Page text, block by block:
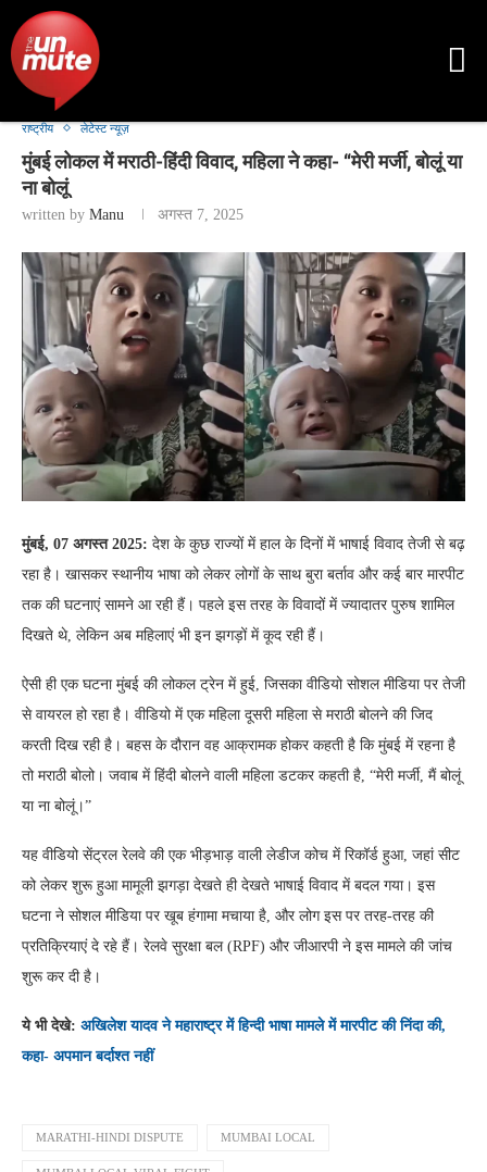
राष्ट्रीय लेटेस्ट न्यूज़
मुंबई लोकल में मराठी-हिंदी विवाद, महिला ने कहा- “मेरी मर्जी, बोलूं या
ना बोलूं
written by Manu अगस्त 7, 2025
मुंबई, 07 अगस्त 2025: देश के कुछ राज्यों में हाल के दिनों में भाषाई विवाद तेजी से बढ़
रहा है। खासकर स्थानीय भाषा को लेकर लोगों के साथ बुरा बर्ताव और कई बार मारपीट
तक की घटनाएं सामने आ रही हैं। पहले इस तरह के विवादों में ज्यादातर पुरुष शामिल
दिखते थे, लेकिन अब महिलाएं भी इन झगड़ों में कूद रही हैं।
ऐसी ही एक घटना मुंबई की लोकल ट्रेन में हुई, जिसका वीडियो सोशल मीडिया पर तेजी
से वायरल हो रहा है। वीडियो में एक महिला दूसरी महिला से मराठी बोलने की जिद
करती दिख रही है। बहस के दौरान वह आक्रामक होकर कहती है कि मुंबई में रहना है
तो मराठी बोलो। जवाब में हिंदी बोलने वाली महिला डटकर कहती है, “मेरी मर्जी, मैं बोलूं
या ना बोलूं।”
यह वीडियो सेंट्रल रेलवे की एक भीड़भाड़ वाली लेडीज कोच में रिकॉर्ड हुआ, जहां सीट
को लेकर शुरू हुआ मामूली झगड़ा देखते ही देखते भाषाई विवाद में बदल गया। इस
घटना ने सोशल मीडिया पर खूब हंगामा मचाया है, और लोग इस पर तरह-तरह की
प्रतिक्रियाएं दे रहे हैं। रेलवे सुरक्षा बल (RPF) और जीआरपी ने इस मामले की जांच
शुरू कर दी है।
ये भी देखे: अखिलेश यादव ने महाराष्ट्र में हिन्दी भाषा मामले में मारपीट की निंदा की,
कहा- अपमान बर्दाश्त नहीं
MARATHI-HINDI DISPUTE MUMBAI LOCAL